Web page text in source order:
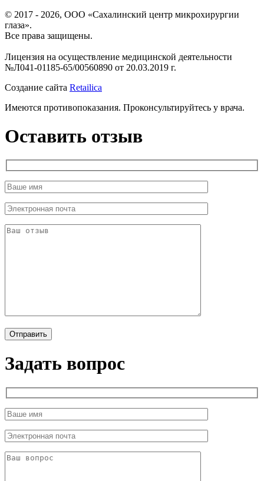
© 2017 - 2026, ООО «Сахалинский центр микрохирургии
глаза».
Все права защищены.
Лицензия на осуществление медицинской деятельности
№Л041-01185-65/00560890 от 20.03.2019 г.
Создание сайта Retailica
Имеются противопоказания. Проконсультируйтесь у врача.
Оставить отзыв
Задать вопрос